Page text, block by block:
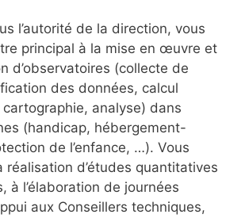
l’autorité de la direction, vous
principal à la mise en œuvre et
d’observatoires (collecte de
des données, calcul
cartographie, analyse) dans
(handicap, hébergement-
de l’enfance, …). Vous
réalisation d’études quantitatives
à l’élaboration de journées
aux Conseillers techniques,